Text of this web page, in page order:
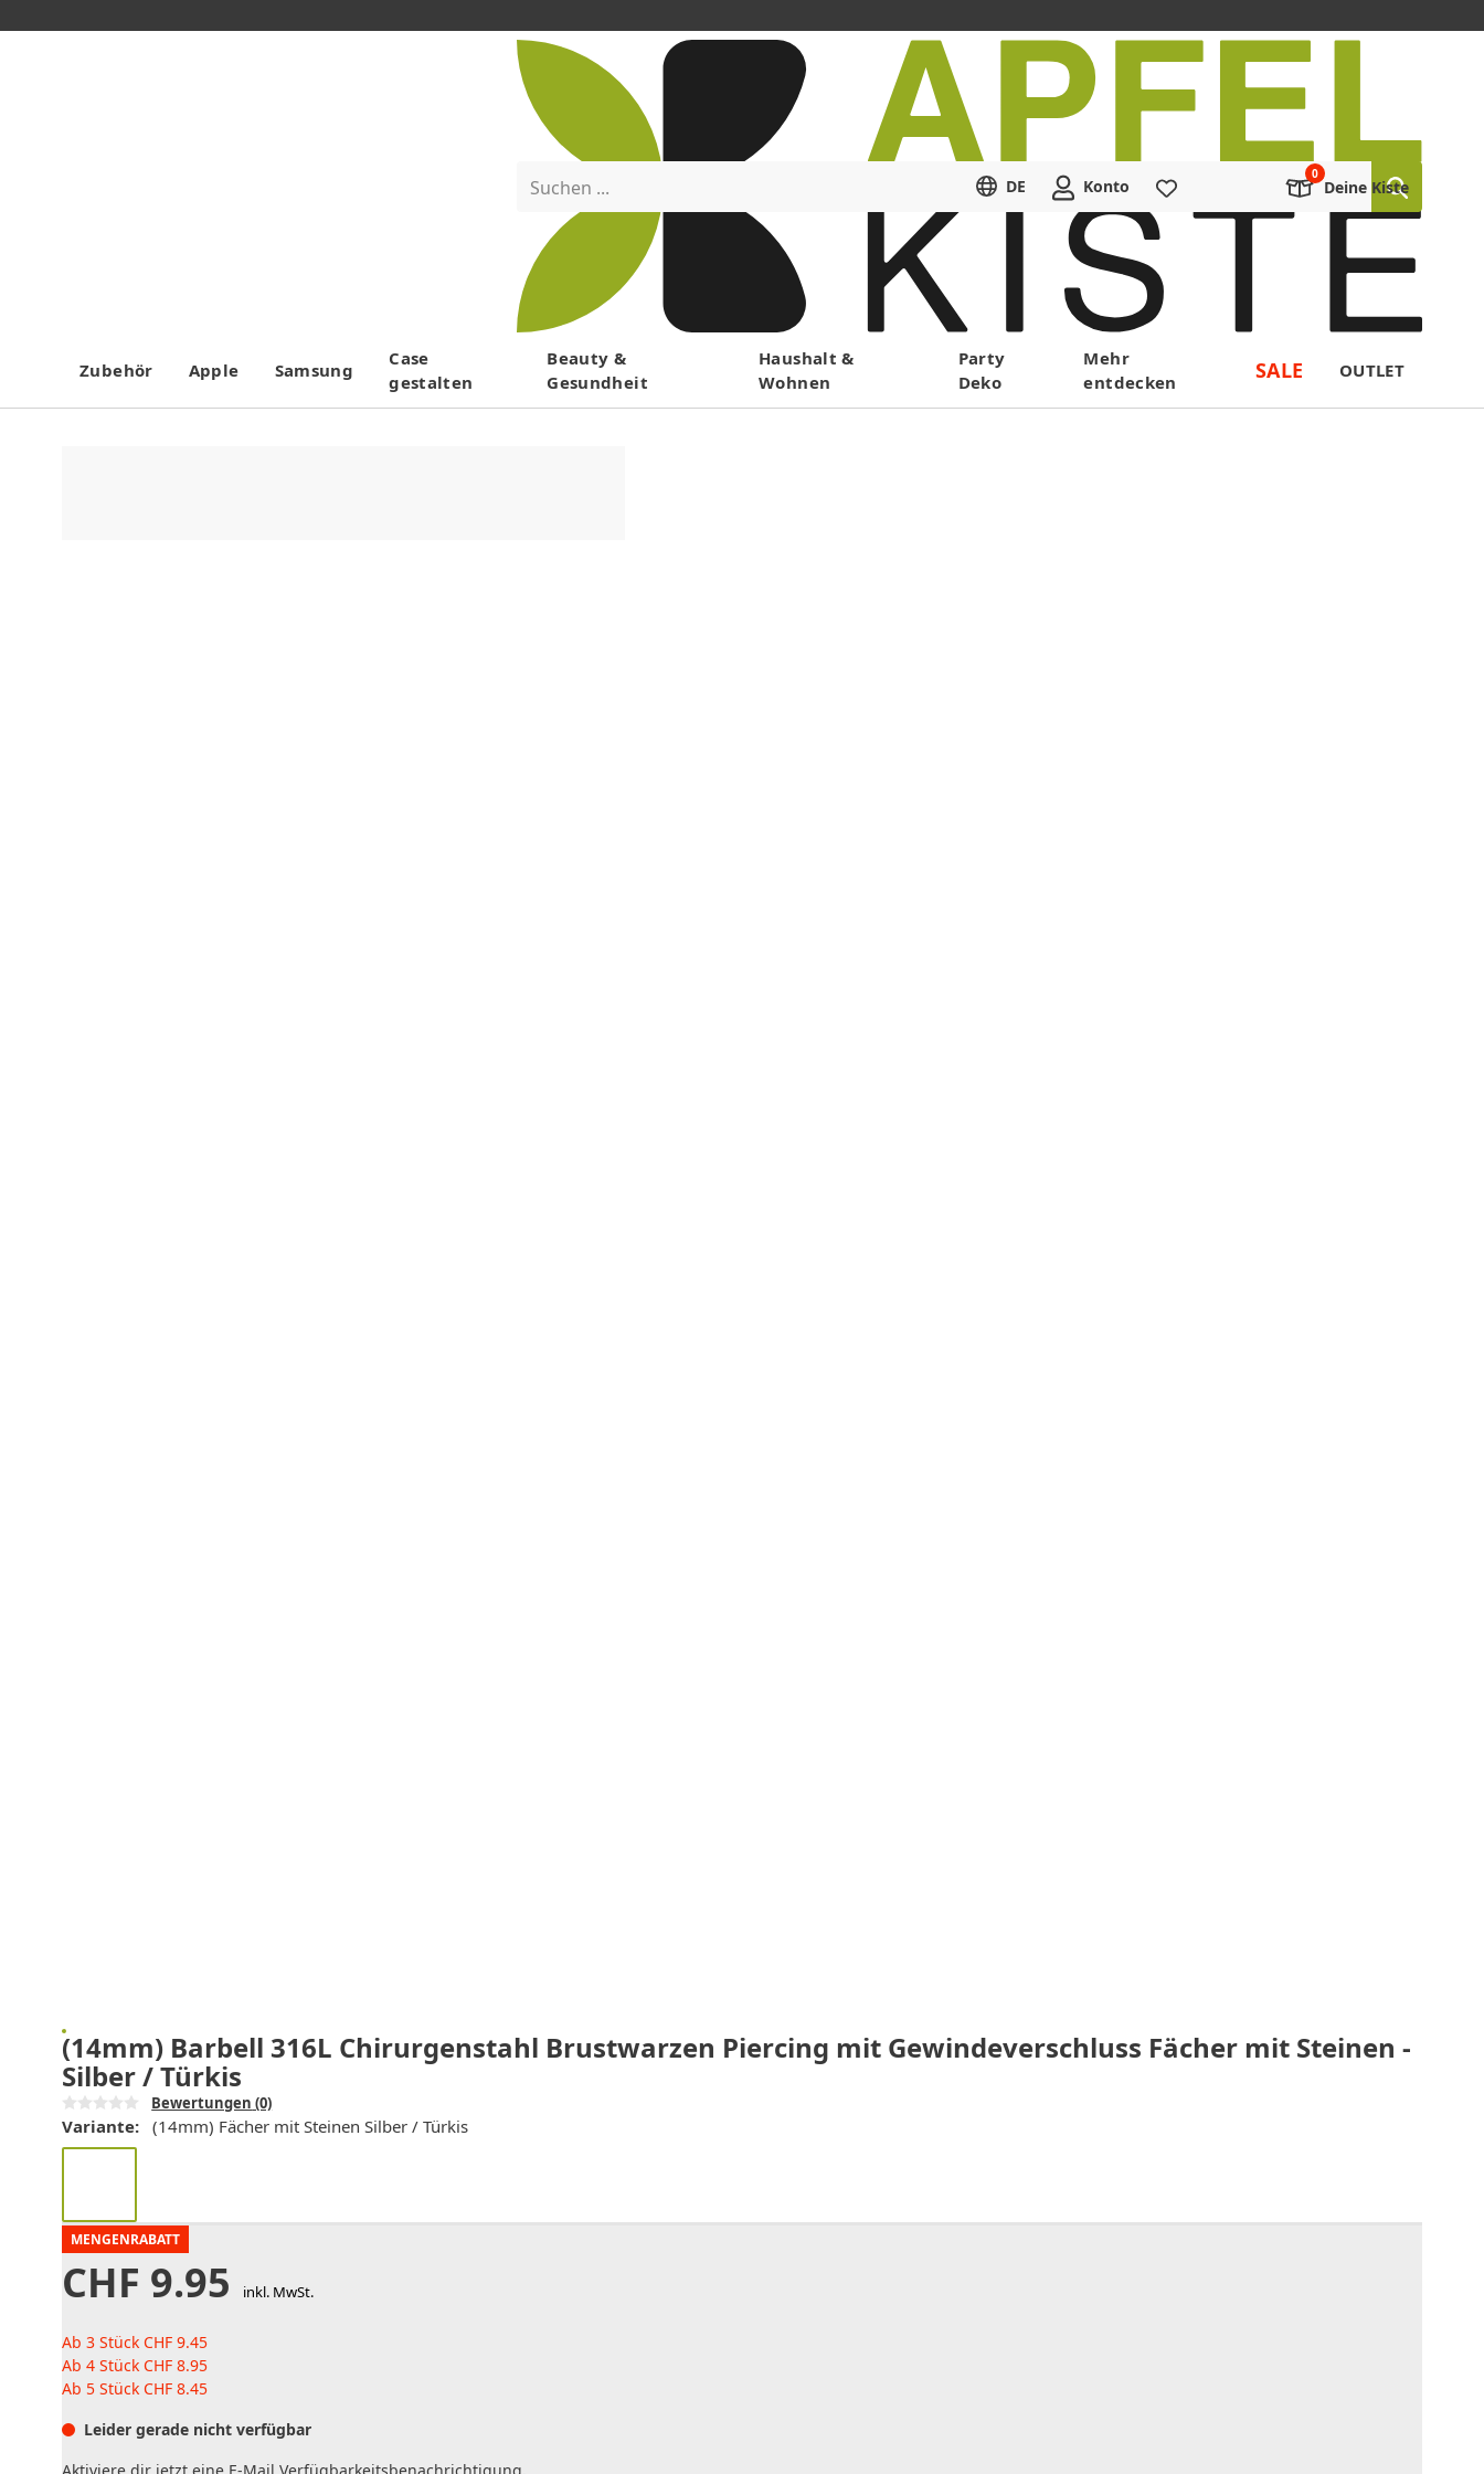
Menü
Suchen ... DE Konto Deine Kiste
Zubehör Apple Samsung
Case
gestalten
Beauty &
Gesundheit
Haushalt &
Wohnen
Party
Deko
Mehr
entdecken
SALE OUTLET
(14mm) Barbell 316L Chirurgenstahl Brustwarzen Piercing mit Gewindeverschluss Fächer mit Steinen -
Silber / Türkis
Bewertungen (0)
Variante: (14mm) Fächer mit Steinen Silber / Türkis
MENGENRABATT
CHF 9.95 inkl. MwSt.
Ab 3 Stück CHF 9.45
Ab 4 Stück CHF 8.95
Ab 5 Stück CHF 8.45
Leider gerade nicht verfügbar